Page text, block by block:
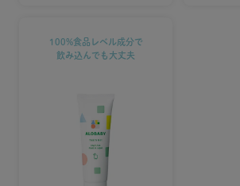
100%食品レベル成分で
飲み込んでも大丈夫